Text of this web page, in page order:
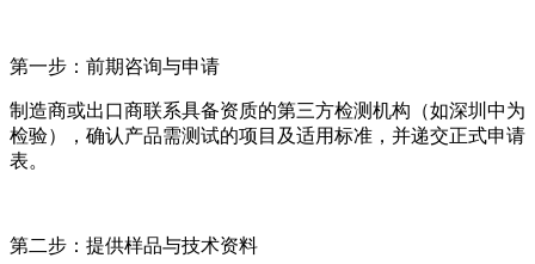
第一步：前期咨询与申请
制造商或出口商联系具备资质的第三方检测机构（如深圳中为
检验），确认产品需测试的项目及适用标准，并递交正式申请
表。
第二步：提供样品与技术资料